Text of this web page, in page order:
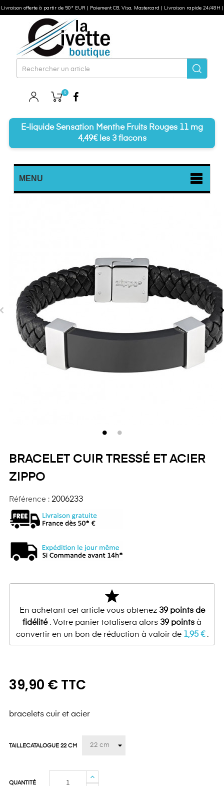
0
E-liquide Sensation Menthe Fruits Rouges 11 mg
4,49€ les 3 flacons
MENU
BRACELET CUIR TRESSÉ ET ACIER
ZIPPO
Référence : 2006233
star
En achetant cet article vous obtenez 39points de
fidélité. Votre panier totalisera alors 39 points à
convertir en un bon de réduction à valoir de 1,95 €.
39,90 € TTC
bracelets cuir et acier
TAILLECATALOGUE 22 CM
QUANTITÉ
Livraison offerte à partir de 50* EUR | Paiement CB, Visa, Mastercard | Livraison rapide 24/48H |